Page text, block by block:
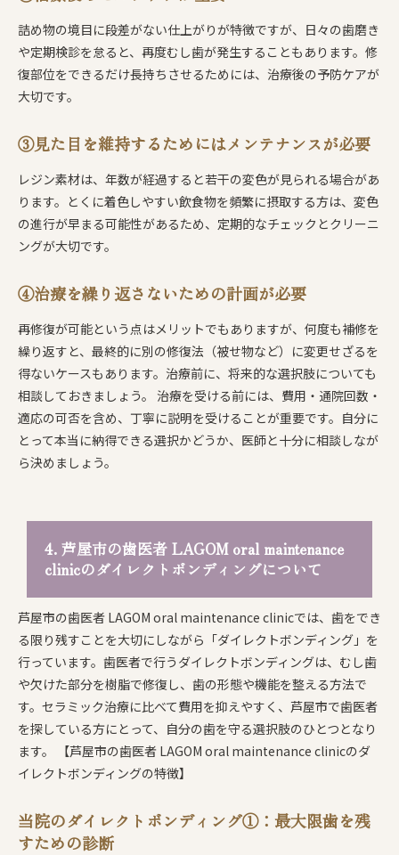
詰め物の境目に段差がない仕上がりが特徴ですが、日々の歯磨き
や定期検診を怠ると、再度むし歯が発生することもあります。修
復部位をできるだけ長持ちさせるためには、治療後の予防ケアが
大切です。
③見た目を維持するためにはメンテナンスが必要
レジン素材は、年数が経過すると若干の変色が見られる場合があ
ります。とくに着色しやすい飲食物を頻繁に摂取する方は、変色
の進行が早まる可能性があるため、定期的なチェックとクリーニ
ングが大切です。
④治療を繰り返さないための計画が必要
再修復が可能という点はメリットでもありますが、何度も補修を
繰り返すと、最終的に別の修復法（被せ物など）に変更せざるを
得ないケースもあります。治療前に、将来的な選択肢についても
相談しておきましょう。 治療を受ける前には、費用・通院回数・
適応の可否を含め、丁寧に説明を受けることが重要です。自分に
とって本当に納得できる選択かどうか、医師と十分に相談しなが
ら決めましょう。
4. 芦屋市の歯医者 LAGOM oral maintenance
clinicのダイレクトボンディングについて
芦屋市の歯医者 LAGOM oral maintenance clinicでは、歯をでき
る限り残すことを大切にしながら「ダイレクトボンディング」を
行っています。歯医者で行うダイレクトボンディングは、むし歯
や欠けた部分を樹脂で修復し、歯の形態や機能を整える方法で
す。セラミック治療に比べて費用を抑えやすく、芦屋市で歯医者
を探している方にとって、自分の歯を守る選択肢のひとつとなり
ます。 【芦屋市の歯医者 LAGOM oral maintenance clinicのダ
イレクトボンディングの特徴】
当院のダイレクトボンディング①：最大限歯を残
すための診断